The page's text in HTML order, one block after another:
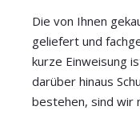
Die von Ihnen
geliefert und
kurze Einweisung
darüber hinaus
bestehen, sind wir